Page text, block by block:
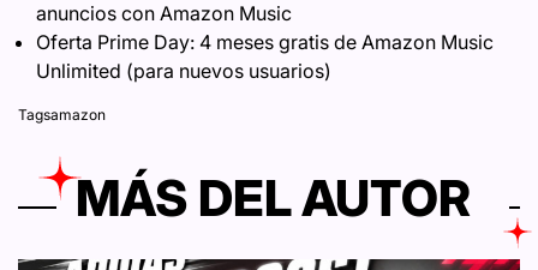
anuncios con Amazon Music
Oferta Prime Day: 4 meses gratis de Amazon Music
Unlimited (para nuevos usuarios)
Tagsamazon
MÁS DEL AUTOR